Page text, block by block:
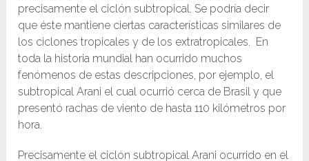
precisamente el ciclón subtropical. Se podría decir
que éste mantiene ciertas características similares de
los ciclones tropicales y de los extratropicales. En
toda la historia mundial han ocurrido muchos
fenómenos de estas descripciones, por ejemplo, el
subtropical Arani el cual ocurrió cerca de Brasil y que
presentó rachas de viento de hasta 110 kilómetros por
hora.
Precisamente el ciclón subtropical Arani ocurrido en el